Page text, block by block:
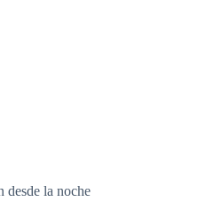
desde la noche